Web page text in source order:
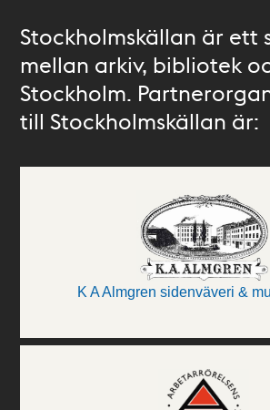
Stockholmskällan är ett
mellan arkiv, bibliotek
Stockholm.
till Stockholmskällan är:
K A Almgren sidenväveri &